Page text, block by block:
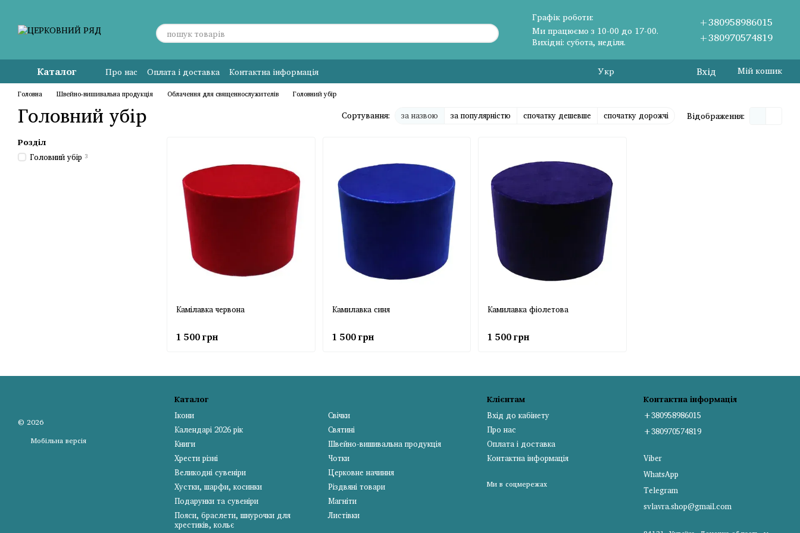
Графік роботи:
Ми працюємо з 10-00 до 17-00.
Вихідні: субота, неділя.
+380958986015
+380970574819
Каталог Про нас Оплата і доставка Контактна інформація Укр Вхід Мій кошик
Головна Швейно-вишивальна продукція Облачення для священнослужителів Головний убір
Головний убір Сортування: за назвою за популярністю спочатку дешевше спочатку дорожчі Відображення:
Камілавка червона
1 500 грн
Камилавка синя
1 500 грн
Камилавка фіолетова
1 500 грн
Розділ
Головний убір 3
© 2026
Мобільна версія
Каталог
Ікони
Календарі 2026 рік
Книги
Хрести різні
Великодні сувеніри
Хустки, шарфи, косинки
Подарунки та сувеніри
Пояси, браслети, шнурочки для
хрестиків, кольє
Свічки
Святині
Швейно-вишивальна продукція
Чотки
Церковне начиння
Різдвяні товари
Магніти
Листівки
Клієнтам
Вхід до кабінету
Про нас
Оплата і доставка
Контактна інформація
Ми в соцмережах
Контактна інформація
+380958986015
+380970574819
Viber
WhatsApp
Telegram
svlavra.shop@gmail.com